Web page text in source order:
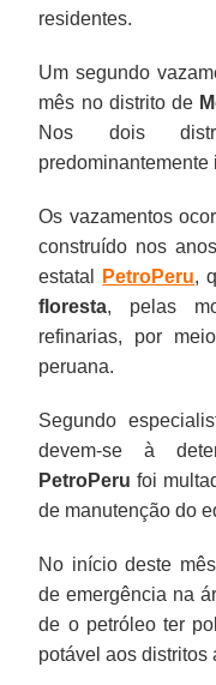
residentes.
Um segundo
mês no distrito de
Nos dois
predominantemente
Os vazamentos
construído nos
estatal
PetroPeru,
floresta, pelas
refinarias, por
peruana.
Segundo
devem-se à
PetroPeru foi
de manutenção do
No início deste
de emergência na
de o petróleo ter
potável aos distritos